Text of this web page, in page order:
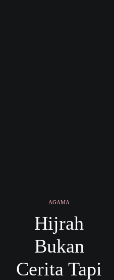
AGAMA
Hijrah
Bukan
Cerita Tapi